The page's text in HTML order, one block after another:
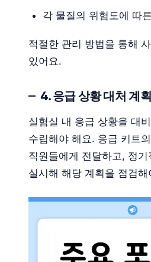
각 물질의 위험도에 따
적절한 관리 방법을 통해
있어요.
4. 응급 상황 대처 계획
실험실 내 응급 상황을 대
수립해야 해요. 응급 키트
직원들에게 전달하고, 정
실시해 해당 계획을 점검해